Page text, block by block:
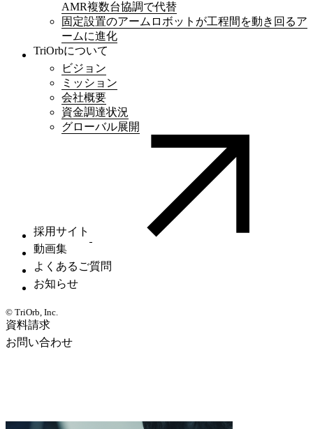
AMR複数台協調で代替
固定設置のアームロボットが工程間を動き回るア
ームに進化
TriOrbについて
ビジョン
ミッション
会社概要
資金調達状況
グローバル展開
採用サイト
動画集
よくあるご質問
お知らせ
© TriOrb, Inc.
資料請求
お問い合わせ